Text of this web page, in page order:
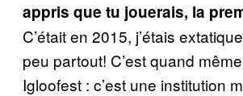
appris que tu jouerais, la
C’était en 2015, j’étais
peu partout! C’est quand
Igloofest : c’est une institution